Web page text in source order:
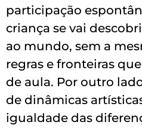
participação
criança se vai
ao mundo, sem a
regras e fronteiras
de aula. Por outro
de dinâmicas
igualdade das